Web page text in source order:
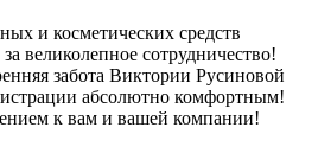
и косметических средств
великолепное сотрудничество!
забота Виктории Русиновой
абсолютно комфортным!
к вам и вашей компании!